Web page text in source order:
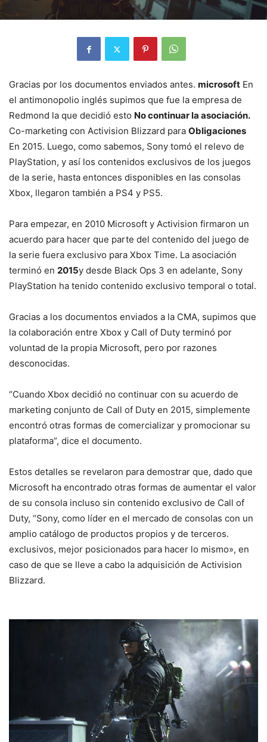
Gracias por los documentos enviados antes. microsoft En
el antimonopolio inglés supimos que fue la empresa de
Redmond la que decidió esto No continuar la asociación.
Co-marketing con Activision Blizzard para Obligaciones
En 2015. Luego, como sabemos, Sony tomó el relevo de
PlayStation, y así los contenidos exclusivos de los juegos
de la serie, hasta entonces disponibles en las consolas
Xbox, llegaron también a PS4 y PS5.
Para empezar, en 2010 Microsoft y Activision firmaron un
acuerdo para hacer que parte del contenido del juego de
la serie fuera exclusivo para Xbox Time. La asociación
terminó en 2015y desde Black Ops 3 en adelante, Sony
PlayStation ha tenido contenido exclusivo temporal o total.
Gracias a los documentos enviados a la CMA, supimos que
la colaboración entre Xbox y Call of Duty terminó por
voluntad de la propia Microsoft, pero por razones
desconocidas.
“Cuando Xbox decidió no continuar con su acuerdo de
marketing conjunto de Call of Duty en 2015, simplemente
encontró otras formas de comercializar y promocionar su
plataforma”, dice el documento.
Estos detalles se revelaron para demostrar que, dado que
Microsoft ha encontrado otras formas de aumentar el valor
de su consola incluso sin contenido exclusivo de Call of
Duty, “Sony, como líder en el mercado de consolas con un
amplio catálogo de productos propios y de terceros.
exclusivos, mejor posicionados para hacer lo mismo», en
caso de que se lleve a cabo la adquisición de Activision
Blizzard.